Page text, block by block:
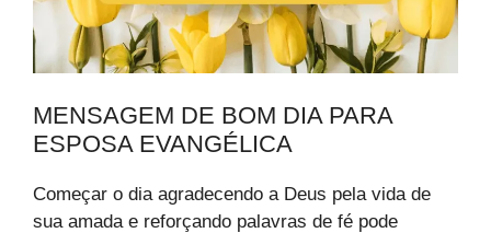
MENSAGEM DE BOM DIA PARA
ESPOSA EVANGÉLICA
Começar o dia agradecendo a Deus pela vida de
sua amada e reforçando palavras de fé pode